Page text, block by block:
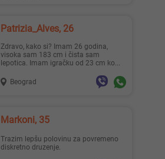
Patrizia_Alves, 26
Zdravo, kako si? Imam 26 godina,
visoka sam 183 cm i čista sam
lepotica. Imam igračku od 23 cm ko...
Beograd
Markoni, 35
Trazim lepšu polovinu za povremeno
diskretno druzenje.